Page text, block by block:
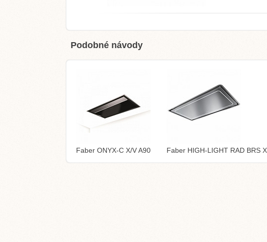
Podobné návody
Faber ONYX-C X/V A90 Faber HIGH-LIGHT RAD BRS X